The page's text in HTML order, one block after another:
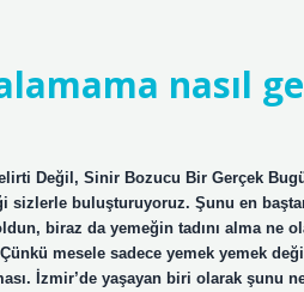
nasıl
Değil, Sinir Bozucu Bir Gerçek
sizlerle buluşturuyoruz. Şunu en
biraz da yemeğin tadını alma ne
mesele sadece yemek yemek
İzmir’de yaşayan biri olarak şunu